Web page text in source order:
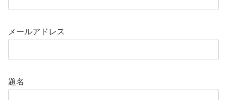
メールアドレス
題名